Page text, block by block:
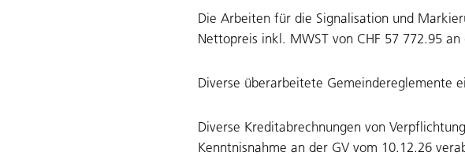
Die Arbeiten für die Signalisation und
Nettopreis inkl. MWST von CHF 57 772.95
Diverse überarbeitete Gemeindereglemente
Diverse Kreditabrechnungen von
Kenntnisnahme an der GV vom 10.12.26